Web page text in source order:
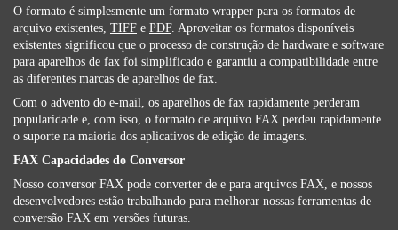
O formato é simplesmente um formato wrapper para os formatos de
arquivo existentes, TIFF e PDF. Aproveitar os formatos disponíveis
existentes significou que o processo de construção de hardware e software
para aparelhos de fax foi simplificado e garantiu a compatibilidade entre
as diferentes marcas de aparelhos de fax.
Com o advento do e-mail, os aparelhos de fax rapidamente perderam
popularidade e, com isso, o formato de arquivo FAX perdeu rapidamente
o suporte na maioria dos aplicativos de edição de imagens.
FAX Capacidades do Conversor
Nosso conversor FAX pode converter de e para arquivos FAX, e nossos
desenvolvedores estão trabalhando para melhorar nossas ferramentas de
conversão FAX em versões futuras.